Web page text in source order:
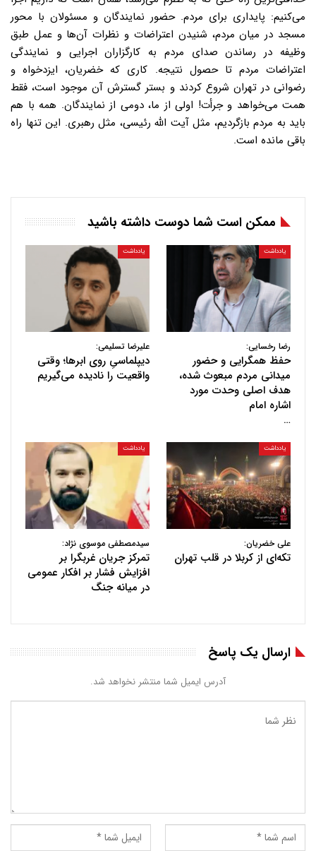
می‌کنیم: پایداری برای مردم. حضور نمایندگان و مسئولان با محور
مسجد در میان مردم، شنیدن اعتراضات و نظرات آن‌ها و عمل طبق
وظیفه در رساندن صدای مردم به کارگزاران اجرایی و نمایندگی
اعتراضات مردم تا حصول نتیجه. کاری که خضریان، ایزدخواه و
رضوانی در تهران شروع کردند و بستر گسترش آن موجود است، فقط
همت می‌خواهد و جرأت! اولی از ما، دومی از نمایندگان. همه با هم
باید به مردم بازگردیم، مثل آیت الله رئیسی، مثل رهبری. این تنها راه
باقی مانده است.
ممکن است شما دوست داشته باشید
یادداشت
رضا رخسایی:
حفظ همگرایی و حضور
میدانی مردم مبعوث شده،
هدف اصلی وحدت مورد
اشاره امام
…
یادداشت
علیرضا تسلیمی:
دیپلماسیِ روی ابرها؛ وقتی
واقعیت را نادیده می‌گیریم
یادداشت
علی خضریان:
تکه‌ای از کربلا در قلب تهران
یادداشت
سیدمصطفی موسوی نژاد:
تمرکز جریان غربگرا بر
افزایش فشار بر افکار عمومی
در میانه جنگ
ارسال یک پاسخ
آدرس ایمیل شما منتشر نخواهد شد.